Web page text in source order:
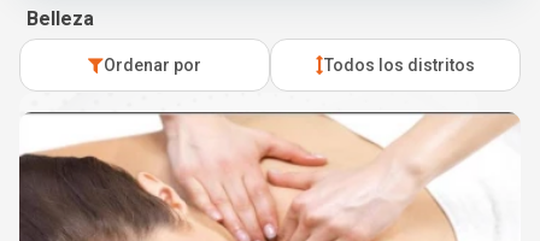
Belleza
Ordenar por Todos los distritos